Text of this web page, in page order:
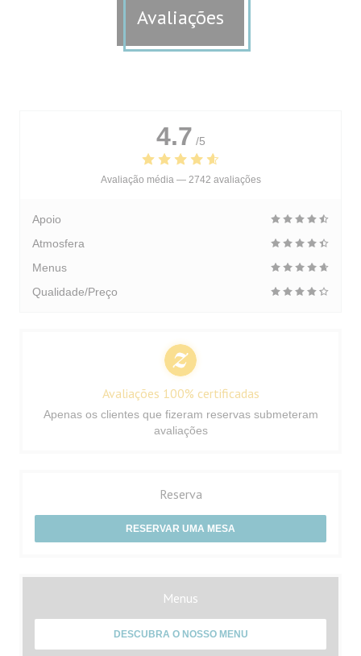
Avaliações
4.7 /5
Avaliação média — 2742 avaliações
Apoio
Atmosfera
Menus
Qualidade/Preço
Avaliações 100% certificadas
Apenas os clientes que fizeram reservas submeteram
avaliações
Reserva
RESERVAR UMA MESA
Menus
DESCUBRA O NOSSO MENU